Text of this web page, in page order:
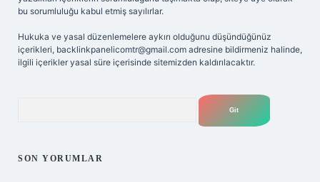
bu sorumluluğu kabul etmiş sayılırlar.
Hukuka ve yasal düzenlemelere aykırı olduğunu düşündüğünüz
içerikleri, backlinkpanelicomtr@gmail.com adresine bildirmeniz halinde,
ilgili içerikler yasal süre içerisinde sitemizden kaldırılacaktır.
SON YORUMLAR